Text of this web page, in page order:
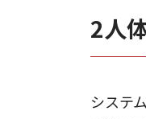
2人
システ